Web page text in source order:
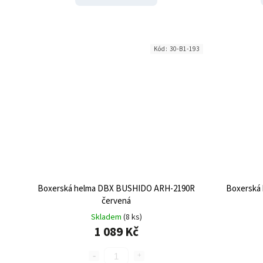
Boxerská helma DBX BUSHIDO ARH-2190R
červená
Skladem (8 ks)
1 089 Kč
Kód: 30-B1-193
Boxerská